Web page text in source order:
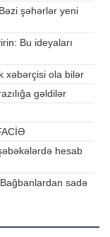
şəhərlər yeni
Bu ideyaları
xəbərçisi ola bilər
gəldilər
hesab
sadə